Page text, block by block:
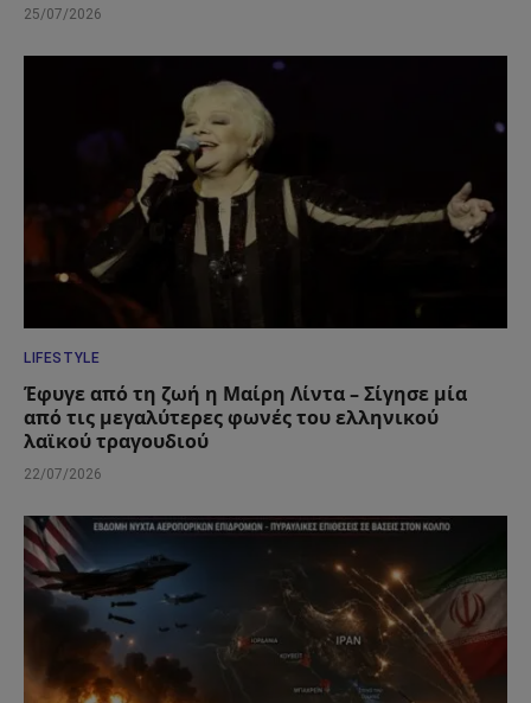
25/07/2026
LIFESTYLE
Έφυγε από τη ζωή η Μαίρη Λίντα – Σίγησε μία
από τις μεγαλύτερες φωνές του ελληνικού
λαϊκού τραγουδιού
22/07/2026